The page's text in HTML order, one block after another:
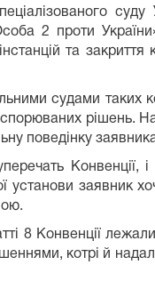
суду
2 проти
та закриття
судами таких
рішень.
поведінку
Конвенції, і
установи заявник
8 Конвенції лежали
котрі й